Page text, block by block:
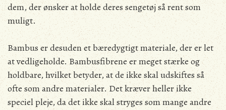
dem, der ønsker at holde deres sengetøj så rent som
muligt.
Bambus er desuden et bæredygtigt materiale, der er let
at vedligeholde. Bambusfibrene er meget stærke og
holdbare, hvilket betyder, at de ikke skal udskiftes så
ofte som andre materialer. Det kræver heller ikke
speciel pleje, da det ikke skal stryges som mange andre